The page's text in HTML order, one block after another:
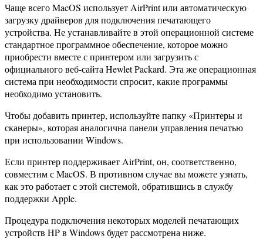
Чаще всего MacOS использует AirPrint или автоматическую
загрузку драйверов для подключения печатающего
устройства. Не устанавливайте в этой операционной системе
стандартное программное обеспечение, которое можно
приобрести вместе с принтером или загрузить с
официального веб-сайта Hewlet Packard. Эта же операционная
система при необходимости спросит, какие программы
необходимо установить.
Чтобы добавить принтер, используйте папку «Принтеры и
сканеры», которая аналогична панели управления печатью
при использовании Windows.
Если принтер поддерживает AirPrint, он, соответственно,
совместим с MacOS. В противном случае вы можете узнать,
как это работает с этой системой, обратившись в службу
поддержки Apple.
Процедура подключения некоторых моделей печатающих
устройств HP в Windows будет рассмотрена ниже.